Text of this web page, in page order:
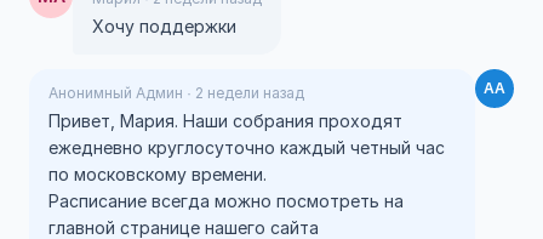
Хочу поддержки
АА
Анонимный Админ · 2 недели назад
Привет, Мария. Наши собрания проходят
ежедневно круглосуточно каждый четный час
по московскому времени.
Расписание всегда можно посмотреть на
главной странице нашего сайта